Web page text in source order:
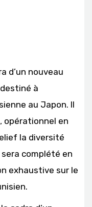
d’un nouveau
à
au Japon. Il
opérationnel en
la diversité
complété en
exhaustive sur le